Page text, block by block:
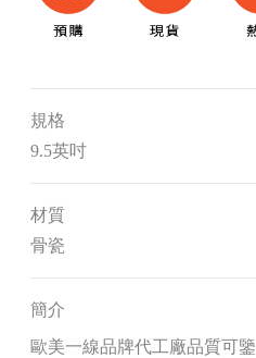
規格
9.5英吋
材質
骨瓷
簡介
歐美一線品牌代工廠品質可鑒